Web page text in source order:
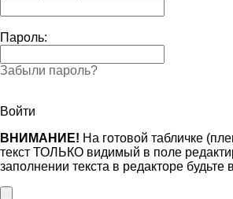
Пароль:
Забыли пароль?
Войти
ВНИМАНИЕ! На готовой табличке
текст ТОЛЬКО видимый в поле
заполнении текста в редакторе будьте